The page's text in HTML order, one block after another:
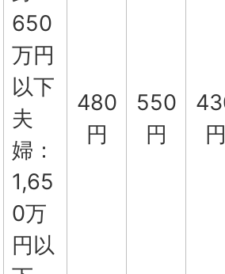
650
万円
以下
夫
婦：
1,65
0万
円以
480
円
550
円